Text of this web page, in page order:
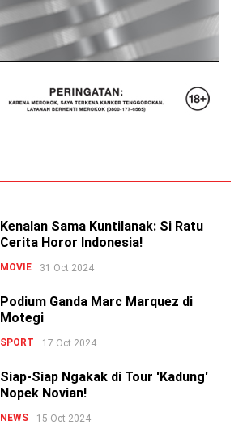
Kenalan Sama Kuntilanak: Si Ratu
Cerita Horor Indonesia!
MOVIE 31 Oct 2024
Podium Ganda Marc Marquez di
Motegi
SPORT 17 Oct 2024
Siap-Siap Ngakak di Tour 'Kadung'
Nopek Novian!
NEWS 15 Oct 2024